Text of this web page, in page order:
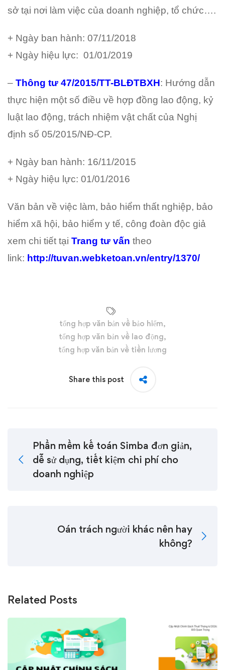
sở tại nơi làm việc của doanh nghiệp, tổ chức….
+ Ngày ban hành: 07/11/2018
+ Ngày hiệu lực: 01/01/2019
– Thông tư 47/2015/TT-BLĐTBXH: Hướng dẫn
thực hiện một số điều về hợp đồng lao động, kỷ
luật lao động, trách nhiệm vật chất của Nghị
định số 05/2015/NĐ-CP.
+ Ngày ban hành: 16/11/2015
+ Ngày hiệu lực: 01/01/2016
Văn bản về việc làm, bảo hiểm thất nghiệp, bảo
hiểm xã hội, bảo hiểm y tế, công đoàn độc giả
xem chi tiết tại Trang tư vấn theo
link: http://tuvan.webketoan.vn/entry/1370/
tổng hợp văn bản về bảo hiểm,
tổng hợp văn bản về lao động,
tổng hợp văn bản về tiền lương
Share this post
Phần mềm kế toán Simba đơn giản,
dễ sử dụng, tiết kiệm chi phí cho
doanh nghiệp
Oán trách người khác nên hay
không?
Related Posts